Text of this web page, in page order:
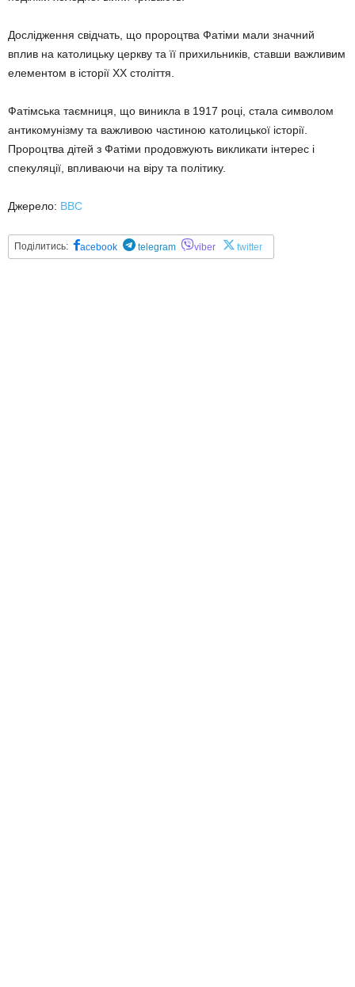
Дослідження свідчать, що пророцтва Фатіми мали значний
вплив на католицьку церкву та її прихильників, ставши важливим
елементом в історії XX століття.
Фатімська таємниця, що виникла в 1917 році, стала символом
антикомунізму та важливою частиною католицької історії.
Пророцтва дітей з Фатіми продовжують викликати інтерес і
спекуляції, впливаючи на віру та політику.
Джерело: BBC
Поділитись: acebook telegram viber twitter